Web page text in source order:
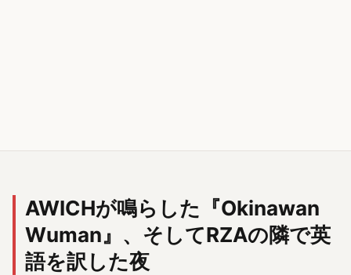
AWICHが鳴らした『Okinawan
Wuman』、そしてRZAの隣で英
語を訳した夜